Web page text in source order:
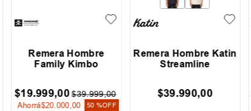
Remera Hombre
Family Kimbo
$19.999,00 $39.999,00
Ahorrá$20.000,00 50 %OFF
Remera Hombre Katin
Streamline
$39.990,00